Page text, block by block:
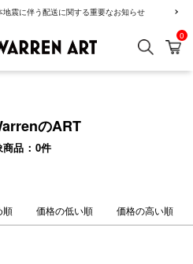
地震に伴う配送に関する重要なお知らせ
GREENROOM
検索 カ
0
のART
商品 0件
順 価格の低い順 価格の高い順